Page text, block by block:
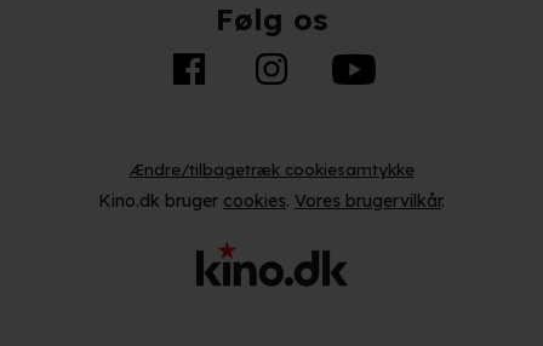
Følg os
Ændre/tilbagetræk cookiesamtykke
Kino.dk bruger cookies. Vores brugervilkår.